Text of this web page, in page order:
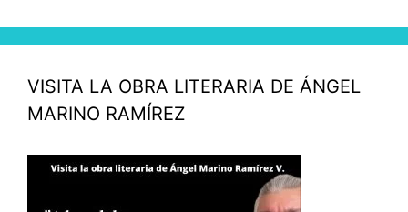
VISITA LA OBRA LITERARIA DE ÁNGEL
MARINO RAMÍREZ